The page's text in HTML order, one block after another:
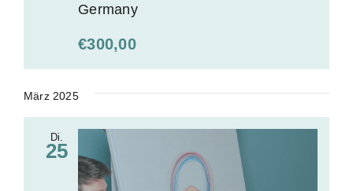
Germany
€300,00
März 2025
Di.
25